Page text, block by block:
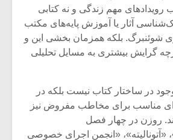
رویدادهای مهم زندگی و نه کتابی
آثار یا آموزش پایه‌های مکتب
شوئنبرگ. بلکه همزمان بخشی این و
گرایش بیشتری به مسایل تحلیلی
در ساختار کتاب نیست بلکه در
مناسب برای مخاطب مفروض نیز
روزن در چهار فصل
«آتونالیته»، «انجمن اجرای خصوصی
روژا